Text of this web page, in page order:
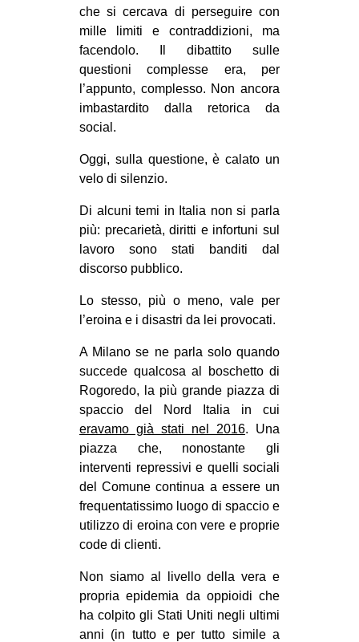
che si cercava di perseguire con
mille limiti e contraddizioni, ma
facendolo. Il dibattito sulle
questioni complesse era, per
l’appunto, complesso. Non ancora
imbastardito dalla retorica da
social.
Oggi, sulla questione, è calato un
velo di silenzio.
Di alcuni temi in Italia non si parla
più: precarietà, diritti e infortuni sul
lavoro sono stati banditi dal
discorso pubblico.
Lo stesso, più o meno, vale per
l’eroina e i disastri da lei provocati.
A Milano se ne parla solo quando
succede qualcosa al boschetto di
Rogoredo, la più grande piazza di
spaccio del Nord Italia in cui
eravamo già stati nel 2016. Una
piazza che, nonostante gli
interventi repressivi e quelli sociali
del Comune continua a essere un
frequentatissimo luogo di spaccio e
utilizzo di eroina con vere e proprie
code di clienti.
Non siamo al livello della vera e
propria epidemia da oppioidi che
ha colpito gli Stati Uniti negli ultimi
anni (in tutto e per tutto simile a